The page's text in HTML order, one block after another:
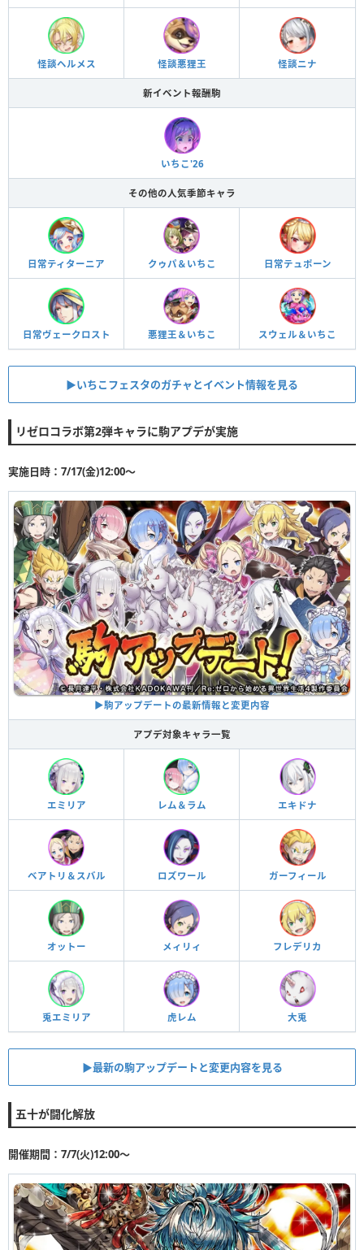
怪談ヘルメス 怪談悪狸王 怪談ニナ
新イベント報酬駒
いちこ'26
その他の人気季節キャラ
日常ティターニア クゥパ＆いちこ 日常テュポーン
日常ヴェークロスト 悪狸王＆いちこ スウェル＆いちこ
▶︎いちこフェスタのガチャとイベント情報を見る
リゼロコラボ第2弾キャラに駒アプデが実施
実施日時：7/17(金)12:00〜
▶︎駒アップデートの最新情報と変更内容
アプデ対象キャラ一覧
エミリア レム＆ラム エキドナ
ベアトリ＆スバル ロズワール ガーフィール
オットー メィリィ フレデリカ
兎エミリア 虎レム 大兎
▶︎最新の駒アップデートと変更内容を見る
五十が闘化解放
開催期間：7/7(火)12:00〜